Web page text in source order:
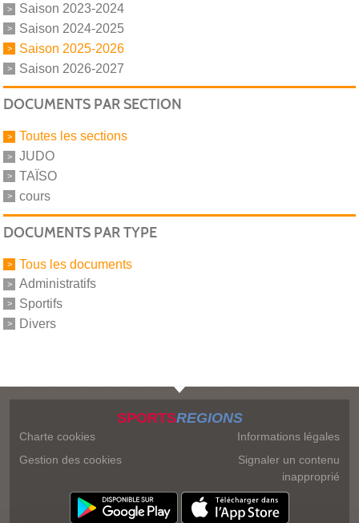
Saison 2023-2024
Saison 2024-2025
Saison 2025-2026
Saison 2026-2027
DOCUMENTS PAR SECTION
Toutes les sections
JUDO
TAÏSO
cours
DOCUMENTS PAR TYPE
Tous les documents
Administratifs
Sportifs
Divers
SPORTSREGIONS
Charte cookies
Gestion des cookies
Informations légales
Signaler un contenu
inapproprié